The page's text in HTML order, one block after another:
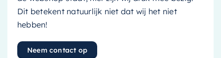
Dit betekent natuurlijk niet dat wij het niet
hebben!
Neem contact op